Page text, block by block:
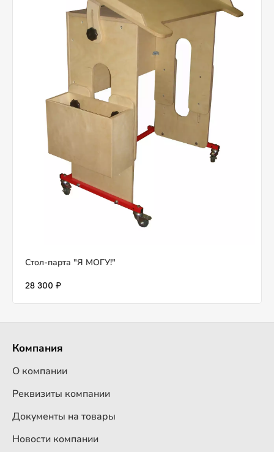
Стол-парта "Я МОГУ!"
28 300 ₽
Компания
О компании
Реквизиты компании
Документы на товары
Новости компании